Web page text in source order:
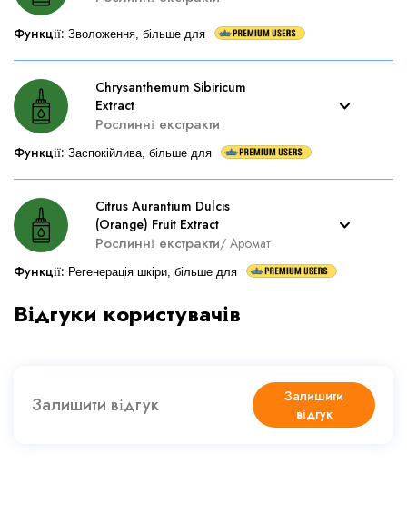
Функції: Зволоження, більше для
Chrysanthemum Sibiricum
Extract
Рослинні екстракти
Функції: Заспокійлива, більше для
Citrus Aurantium Dulcis
(Orange) Fruit Extract
Рослинні екстракти/ Аромат
Функції: Регенерація шкіри, більше для
Відгуки користувачів
Залишити відгук
Залишити
відгук